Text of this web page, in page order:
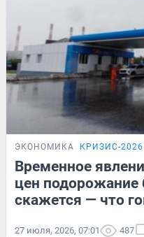
ЭКОНОМИКА КРИЗИС-2026
Временное
цен подорожание
скажется — что
27 июля, 2026, 07:01 487